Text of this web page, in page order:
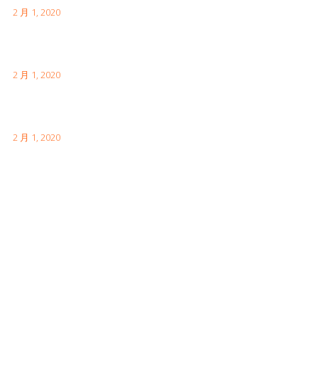
2 月 1, 2020
2 月 1, 2020
2 月 1, 2020